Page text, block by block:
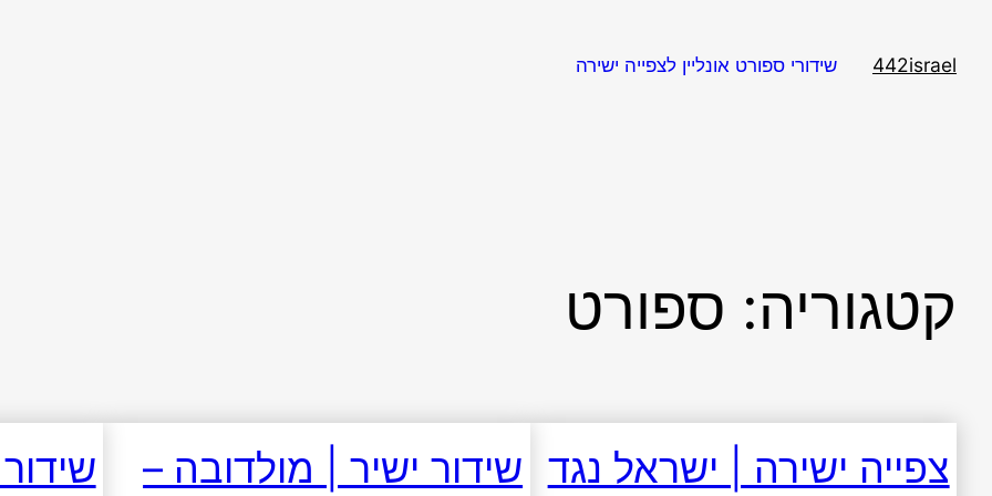
442israel
שידורי ספורט אונליין לצפייה ישירה
קטגוריה: ספורט
צפייה ישירה | ישראל נגד שידור ישיר | מולדובה –